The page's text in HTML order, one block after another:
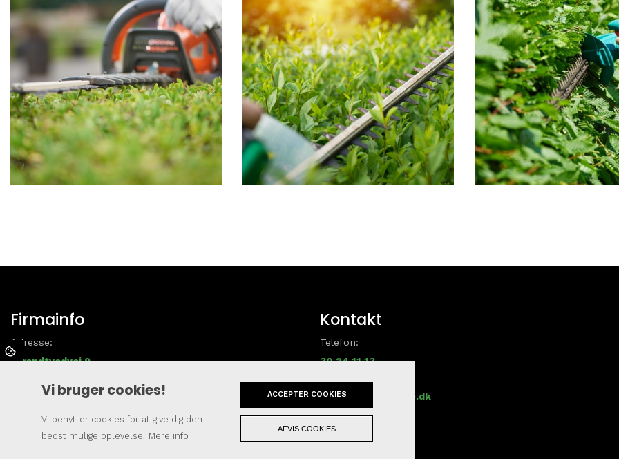
Firmainfo
Adresse:
Strandtvedvej 9,
CVR: 31409446
Kontakt
Telefon:
30 24 11 13
mandogbil-kb@live.dk
, CVR 31409446
Vi bruger cookies!
Vi benytter cookies for at give dig den
bedst mulige oplevelse. Mere info
ACCEPTER COOKIES
AFVIS COOKIES